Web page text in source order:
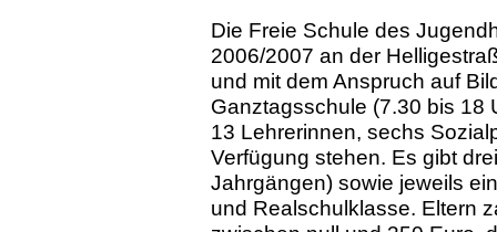
Die Freie Schule des
2006/2007 an der
und mit dem Anspruch auf
Ganztagsschule (7.30 bis 18
13 Lehrerinnen, sechs
Verfügung stehen. Es gibt
Jahrgängen) sowie jeweils
und Realschulklasse. Eltern